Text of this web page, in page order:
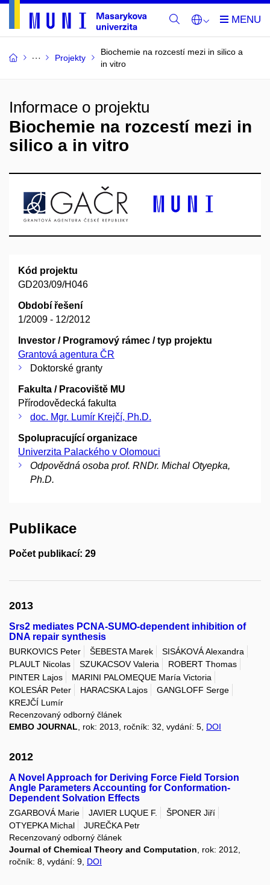
Projekty
Biochemie na rozcestí mezi in silico a
in vitro
Informace o projektu
Biochemie na rozcestí mezi in
silico a in vitro
Kód projektu
GD203/09/H046
Období řešení
1/2009 - 12/2012
Investor / Programový rámec / typ projektu
Grantová agentura ČR
Doktorské granty
Fakulta / Pracoviště MU
Přírodovědecká fakulta
doc. Mgr. Lumír Krejčí, Ph.D.
Spolupracující organizace
Univerzita Palackého v Olomouci
Odpovědná osoba prof. RNDr. Michal Otyepka,
Ph.D.
Publikace
Počet publikací: 29
2013
Srs2 mediates PCNA-SUMO-dependent inhibition of
DNA repair synthesis
BURKOVICS Peter ŠEBESTA Marek
SISÁKOVÁ Alexandra
PLAULT Nicolas
SZUKACSOV Valeria
ROBERT Thomas
PINTER Lajos
MARINI PALOMEQUE María Victoria
KOLESÁR Peter
HARACSKA Lajos
GANGLOFF Serge
KREJČÍ Lumír
Recenzovaný odborný článek
EMBO JOURNAL, rok: 2013, ročník: 32, vydání: 5, DOI
2012
A Novel Approach for Deriving Force Field Torsion
Angle Parameters Accounting for Conformation-
Dependent Solvation Effects
ZGARBOVÁ Marie JAVIER LUQUE F.
ŠPONER Jiří
OTYEPKA Michal
JUREČKA Petr
Recenzovaný odborný článek
Journal of Chemical Theory and Computation, rok: 2012,
ročník: 8, vydání: 9, DOI